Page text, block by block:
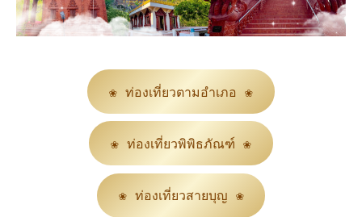
❀ ท่องเที่ยวตามอำเภอ ❀
❀ ท่องเที่ยวพิพิธภัณฑ์ ❀
❀ ท่องเที่ยวสายบุญ ❀